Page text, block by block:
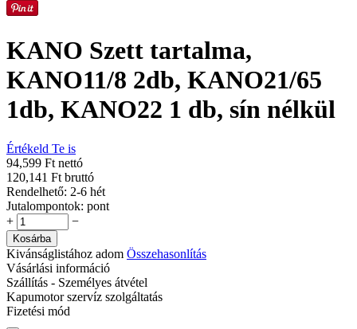
KANO Szett tartalma,
KANO11/8 2db, KANO21/65
1db, KANO22 1 db, sín nélkül
Értékeld Te is
94,599 Ft nettó
120,141 Ft bruttó
Rendelhető: 2-6 hét
Jutalompontok: pont
+
−
Kosárba
Kivánságlistához adom Összehasonlítás
Vásárlási információ
Szállítás - Személyes átvétel
Kapumotor szervíz szolgáltatás
Fizetési mód